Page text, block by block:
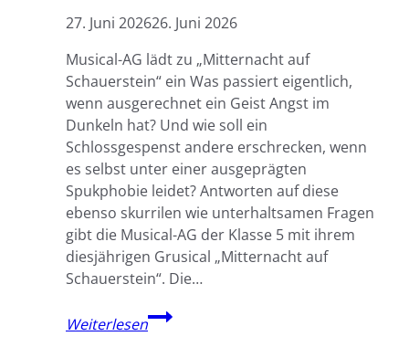
27. Juni 202626. Juni 2026
Musical-AG lädt zu „Mitternacht auf
Schauerstein“ ein Was passiert eigentlich,
wenn ausgerechnet ein Geist Angst im
Dunkeln hat? Und wie soll ein
Schlossgespenst andere erschrecken, wenn
es selbst unter einer ausgeprägten
Spukphobie leidet? Antworten auf diese
ebenso skurrilen wie unterhaltsamen Fragen
gibt die Musical-AG der Klasse 5 mit ihrem
diesjährigen Grusical „Mitternacht auf
Schauerstein“. Die…
WeiterlesenGrusel,
Humor